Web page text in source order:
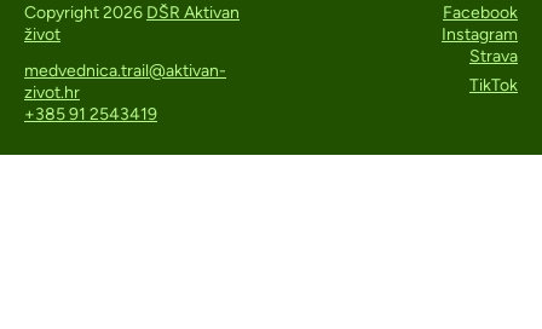
Copyright 2026 DŠR Aktivan
život
medvednica.trail@aktivan-
zivot.hr
+385 91 2543419
Facebook
Instagram
Strava
TikTok